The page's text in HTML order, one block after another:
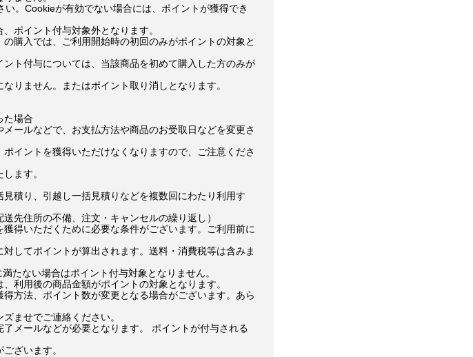
。Cookieが有効でない場合には、ポイントが獲得でき
ポイント付与対象外となります。
購入では、ご利用開始時の初回のみがポイントの対象と
ト付与については、当該商品を初めて購入した方のみが
りません。またはポイント取り消しとなります。
た場合
ールなどで、お支払方法や商品のお受取日などを変更さ
イントを獲得いただけなくなりますので、ご注意くださ
ます。
積り、引越し一括見積りなどを複数回にわたり利用す
先住所の不備、注文・キャンセルの繰り返し）
得いただくために必要な条件がございます。ご利用前に
してポイントが算出されます。送料・消費税等は含みま
たない場合はポイント付与対象となりません。
利用後の商品金額がポイントの対象となります。
方法、ポイント数が変更となる場合がございます。あら
ませでご連絡ください。
メールなどが必要となります。 ポイントが付与される
ざいます。